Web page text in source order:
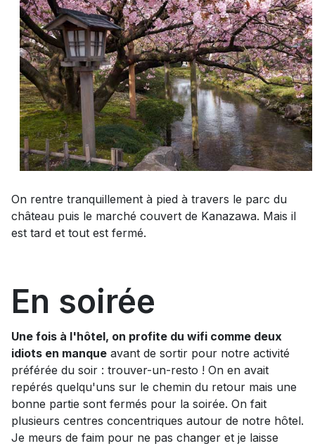
On rentre tranquillement à pied à travers le parc du
château puis le marché couvert de Kanazawa. Mais il
est tard et tout est fermé.
En soirée
Une fois à l'hôtel, on profite du wifi comme deux
idiots en manque avant de sortir pour notre activité
préférée du soir : trouver-un-resto ! On en avait
repérés quelqu'uns sur le chemin du retour mais une
bonne partie sont fermés pour la soirée. On fait
plusieurs centres concentriques autour de notre hôtel.
Je meurs de faim pour ne pas changer et je laisse